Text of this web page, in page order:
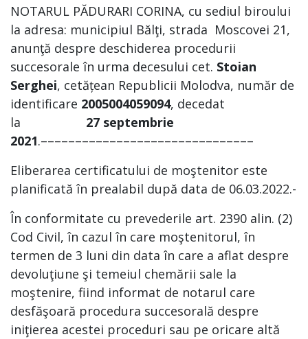
NOTARUL PĂDURARI CORINA, cu sediul biroului
la adresa: municipiul Bălţi, strada Moscovei 21,
anunţă despre deschiderea procedurii
succesorale în urma decesului cet. Stoian
Serghei, cetățean Republicii Molodva, număr de
identificare 2005004059094, decedat
la 27 septembrie
2021.–––––––––––––––––––––––––––––––
Eliberarea certificatului de moştenitor este
planificată în prealabil după data de 06.03.2022.-
În conformitate cu prevederile art. 2390 alin. (2)
Cod Civil, în cazul în care moştenitorul, în
termen de 3 luni din data în care a aflat despre
devoluţiune şi temeiul chemării sale la
moştenire, fiind informat de notarul care
desfăşoară procedura succesorală despre
iniţierea acestei proceduri sau pe oricare altă